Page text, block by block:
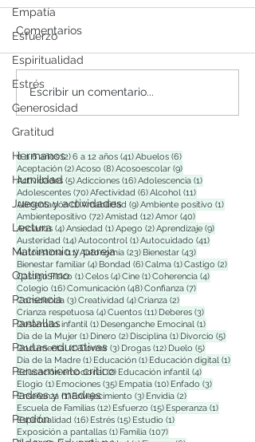
Empatía
Esfuerzo
Espiritualidad
Estrés
Generosidad
Gratitud
Hermanos
Humildad
Juegos y actividades
Lectura
Matrimonio y pareja
Optimismo
Paciencia
Pantallas
Pautas educativas
Pensamiento crítico
Padres y madres
Perdón
Comentarios
Escribir un comentario...
0 a 6 años (2)2 entradas
6 a 12 años (41)41 entradas
Abuelos (6)6 entradas
Aceptación (2)2 entradas
Acoso (8)8 entradas
Acosoescolar (9)9 entradas
Actividades (5)5 entradas
Adicciones (16)16 entradas
Adolescencia (1)1 entrada
Adolescentes (70)70 entradas
Afectividad (6)6 entradas
Alcohol (11)11 entradas
Alimentación (1)1 entrada
Amabilidad (9)9 entradas
Ambiente positivo (1)1 entrada
Ambientepositivo (72)72 entradas
Amistad (12)12 entradas
Amor (40)40 entradas
Ancianos (4)4 entradas
Ansiedad (1)1 entrada
Apego (2)2 entradas
Aprendizaje (9)9 entradas
Austeridad (14)14 entradas
Autocontrol (1)1 entrada
Autocuidado (41)41 entradas
Autoestima (11)11 entradas
Autonomía (23)23 entradas
Bienestar (43)43 entradas
Bienestar familiar (4)4 entradas
Bondad (6)6 entradas
Calma (1)1 entrada
Castigo (2)2
Castigo Físico (1)1 entrada
Celos (4)4 entradas
Cine (1)1 entrada
Coherencia (4)4 entradas
Colegio (16)16 entradas
Comunicación (48)48 entradas
Confianza (7)7 entradas
Consciencia (3)3 entradas
Creatividad (4)4 entradas
Crianza (2)2 entradas
Crianza respetuosa (4)4 entradas
Cuentos (11)11 entradas
Deberes (3)3 entradas
Desarrollo infantil (1)1 entrada
Desenganche Emocinal (1)1 entrada
Dia de la Mujer (1)1 entrada
Dinero (2)2 entradas
Disciplina (1)1 entrada
Divorcio (5)5
Documental (1)1 entrada
Dormir (3)3 entradas
Drogas (12)12 entradas
Duelo (5)5 entradas
Día de la Madre (1)1 entrada
Educación (1)1 entrada
Educación digital (1)1
Educación emocional (2)2 entradas
Educación infantil (4)4 entradas
Elogio (1)1 entrada
Emociones (35)35 entradas
Empatía (10)10 entradas
Enfado (3)3 entradas
Enseñanza (1)1 entrada
Envejecimiento (3)3 entradas
Envidia (2)2 entradas
Escuela de Familias (12)12 entradas
Esfuerzo (15)15 entradas
Esperanza (1)1 entrada
Espiritualidad (16)16 entradas
Estrés (15)15 entradas
Estudio (1)1 entrada
Exposición a pantallas (1)1 entrada
Familia (107)107 entradas